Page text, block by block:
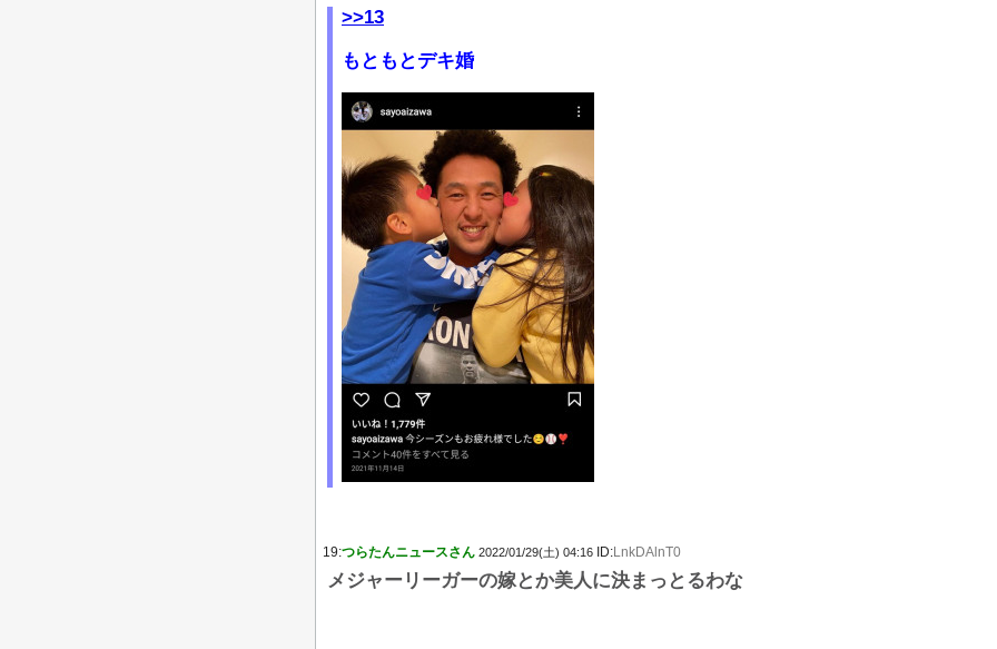
>>13
もともとデキ婚
19:つらたんニュースさん 2022/01/29(土) 04:16 ID:LnkDAlnT0
メジャーリーガーの嫁とか美人に決まっとるわな